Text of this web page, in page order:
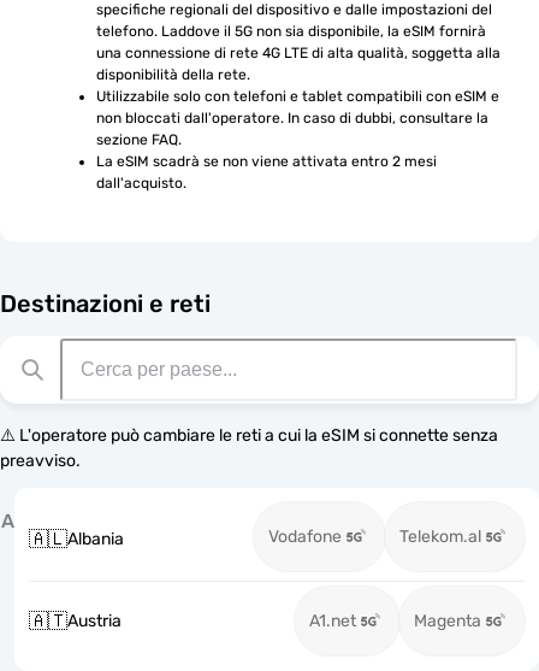
specifiche regionali del dispositivo e dalle impostazioni del
telefono. Laddove il 5G non sia disponibile, la eSIM fornirà
una connessione di rete 4G LTE di alta qualità, soggetta alla
disponibilità della rete.
Utilizzabile solo con telefoni e tablet compatibili con eSIM e
non bloccati dall'operatore. In caso di dubbi, consultare la
sezione FAQ.
La eSIM scadrà se non viene attivata entro 2 mesi
dall'acquisto.
Destinazioni e reti
⚠️ L'operatore può cambiare le reti a cui la eSIM si connette senza
preavviso.
A
🇦🇱Albania Vodafone Telekom.al
🇦🇹Austria A1.net Magenta